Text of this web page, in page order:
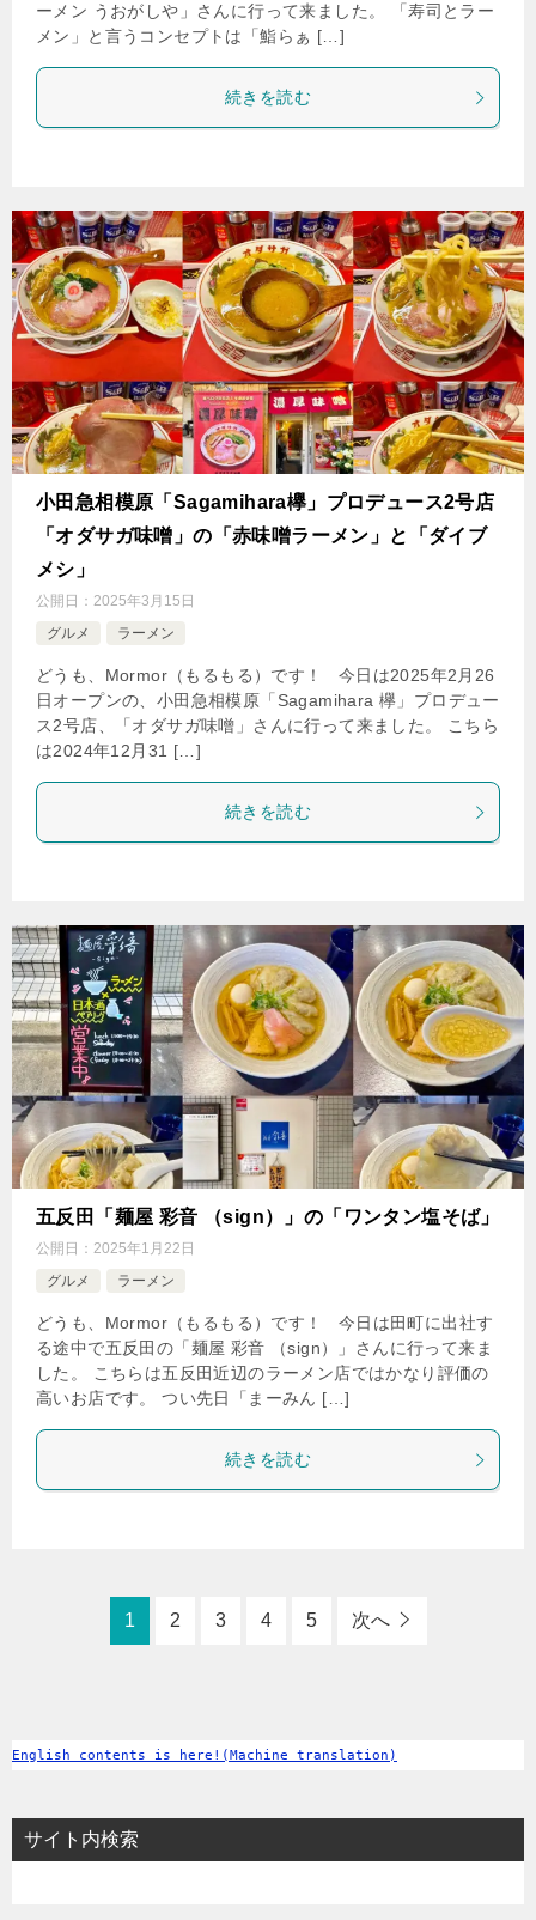
ーメン うおがしや」さんに行って来ました。 「寿司とラー
メン」と言うコンセプトは「鮨らぁ […]
続きを読む
小田急相模原「Sagamihara欅」プロデュース2号店
「オダサガ味噌」の「赤味噌ラーメン」と「ダイブ
メシ」
公開日： 2025年3月15日
グルメ
ラーメン
どうも、Mormor（もるもる）です！ 今日は2025年2月26
日オープンの、小田急相模原「Sagamihara 欅」プロデュー
ス2号店、「オダサガ味噌」さんに行って来ました。 こちら
は2024年12月31 […]
続きを読む
五反田「麺屋 彩音 （sign）」の「ワンタン塩そば」
公開日： 2025年1月22日
グルメ
ラーメン
どうも、Mormor（もるもる）です！ 今日は田町に出社す
る途中で五反田の「麺屋 彩音 （sign）」さんに行って来ま
した。 こちらは五反田近辺のラーメン店ではかなり評価の
高いお店です。 つい先日「まーみん […]
続きを読む
1 2 3 4 5 次へ
English contents is here!(Machine translation)
サイト内検索